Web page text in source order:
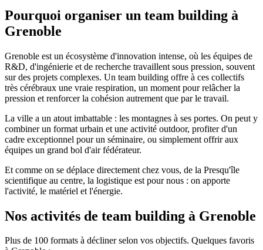
Pourquoi organiser un team building à
Grenoble
Grenoble est un écosystème d'innovation intense, où les équipes de
R&D, d'ingénierie et de recherche travaillent sous pression, souvent
sur des projets complexes. Un team building offre à ces collectifs
très cérébraux une vraie respiration, un moment pour relâcher la
pression et renforcer la cohésion autrement que par le travail.
La ville a un atout imbattable : les montagnes à ses portes. On peut y
combiner un format urbain et une activité outdoor, profiter d'un
cadre exceptionnel pour un séminaire, ou simplement offrir aux
équipes un grand bol d'air fédérateur.
Et comme on se déplace directement chez vous, de la Presqu'île
scientifique au centre, la logistique est pour nous : on apporte
l'activité, le matériel et l'énergie.
Nos activités de team building à Grenoble
Plus de 100 formats à décliner selon vos objectifs. Quelques favoris